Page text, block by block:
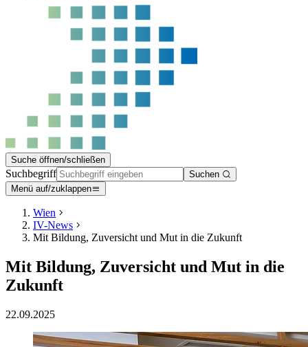
Suche öffnen/schließen
Suchbegriff
Suchen
Menü auf/zuklappen
Wien
IV-News
Mit Bildung, Zuversicht und Mut in die Zukunft
Mit Bildung, Zuversicht und Mut in die
Zukunft
22.09.2025